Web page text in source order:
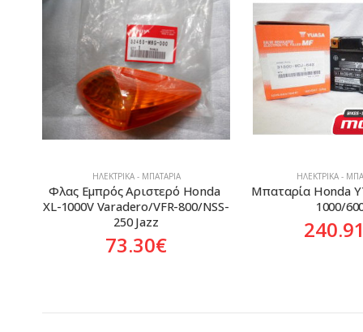
ΗΛΕΚΤΡΙΚΆ - ΜΠΑΤΑΡΊΑ
Μπαταρία Honda YTZ-10S CBF-
1000/600
240.91
ΗΛΕΚΤΡΙΚΆ -
Διακόπτης
Φρένου Honda CB-
XRV
25.63